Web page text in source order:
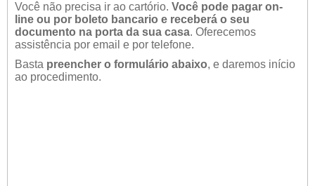
Você não precisa ir ao cartório. Você pode pagar on-
line ou por boleto bancario e receberá o seu
documento na porta da sua casa. Oferecemos
assistência por email e por telefone.
Basta preencher o formulário abaixo, e daremos início
ao procedimento.